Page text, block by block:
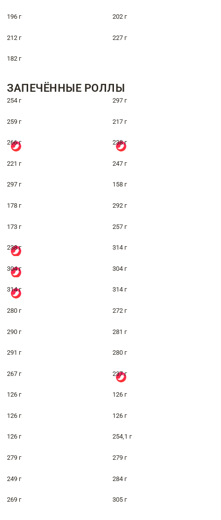
196 г 202 г
212 г 227 г
182 г
ЗАПЕЧЁННЫЕ РОЛЛЫ
254 г 297 г
259 г 217 г
266 г 238 г
221 г 247 г
297 г 158 г
178 г 292 г
173 г 257 г
238 г 314 г
304 г 304 г
314 г 314 г
280 г 272 г
290 г 281 г
291 г 280 г
267 г 237 г
126 г 126 г
126 г 126 г
126 г 254,1 г
279 г 279 г
249 г 284 г
269 г 305 г